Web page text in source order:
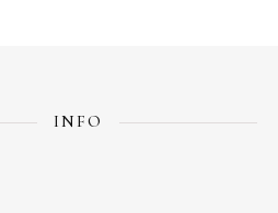
INFO